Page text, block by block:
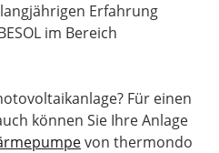
Erfahrung
im Bereich
Für einen
können Sie Ihre Anlage
von thermondo